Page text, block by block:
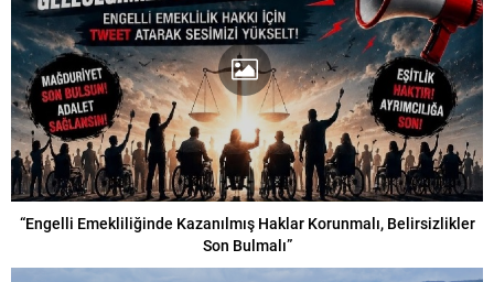
“Engelli Emekliliğinde Kazanılmış Haklar Korunmalı, Belirsizlikler
Son Bulmalı”